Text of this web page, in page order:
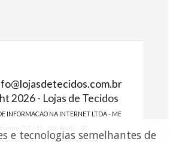
2026 - Lojas de Tecidos
INFORMACAO NA INTERNET LTDA - ME
e tecnologias semelhantes de